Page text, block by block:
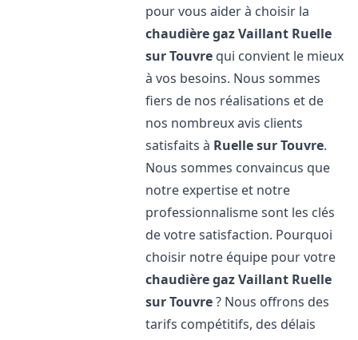
pour vous aider à choisir la
chaudière gaz Vaillant Ruelle
sur Touvre qui convient le mieux
à vos besoins. Nous sommes
fiers de nos réalisations et de
nos nombreux avis clients
satisfaits à Ruelle sur Touvre.
Nous sommes convaincus que
notre expertise et notre
professionnalisme sont les clés
de votre satisfaction. Pourquoi
choisir notre équipe pour votre
chaudière gaz Vaillant Ruelle
sur Touvre? Nous offrons des
tarifs compétitifs, des délais